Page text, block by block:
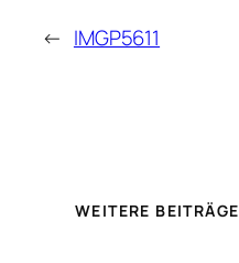
← IMGP5611
WEITERE BEITRÄGE